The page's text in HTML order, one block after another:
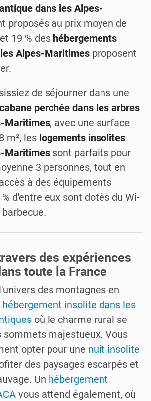
dans les Alpes-
proposés au prix moyen de
19 % des hébergements
Alpes-Maritimes proposent
de séjourner dans une
cabane perchée dans les arbres
Maritimes, avec une surface
m², les logements insolites
Maritimes sont parfaits pour
3 personnes, tout en
à des équipements
d'entre eux sont dotés du Wi-
barbecue.
des expériences
toute la France
des montagnes en
hébergement insolite dans les
où le charme rural se
sommets majestueux. Vous
opter pour une nuit insolite
des paysages escarpés et
Un hébergement
vous attend également, où